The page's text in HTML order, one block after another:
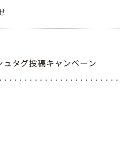
タグ投稿キャンペーン